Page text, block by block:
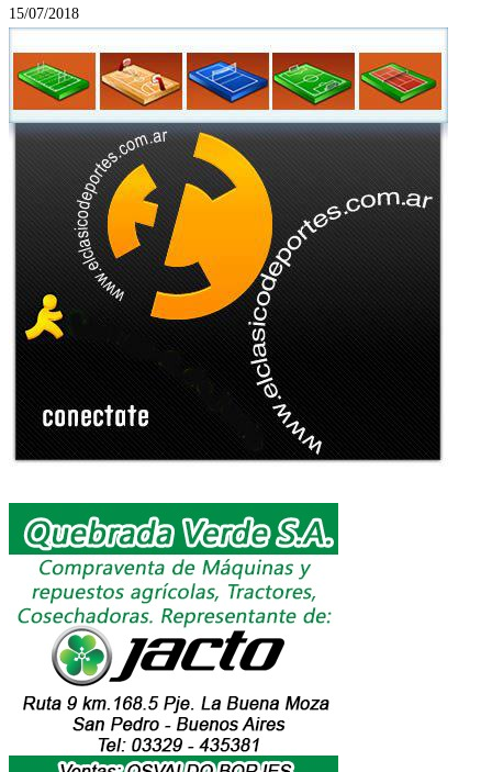
15/07/2018